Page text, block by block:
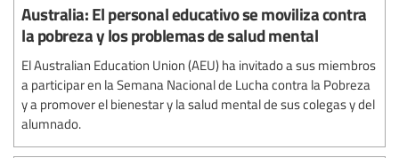
Australia: El personal educativo se moviliza contra
la pobreza y los problemas de salud mental
El Australian Education Union (AEU) ha invitado a sus miembros
a participar en la Semana Nacional de Lucha contra la Pobreza
y a promover el bienestar y la salud mental de sus colegas y del
alumnado.